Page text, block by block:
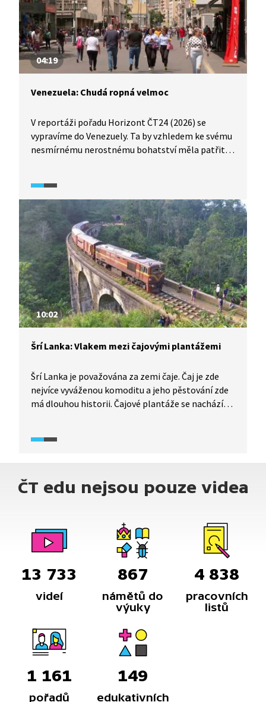
04:19
Venezuela: Chudá ropná velmoc
V reportáži pořadu Horizont ČT24 (2026) se
vypravíme do Venezuely. Ta by vzhledem ke svému
nesmírnému nerostnému bohatství měla patřit
na Latinskou Ameriku, se dozvíme, proč tomu tak
není a jaké faktory stojí za současnou
ekonomickou a společenskou krizí země.
10:02
Šrí Lanka: Vlakem mezi čajovými plantážemi
Šrí Lanka je považována za zemi čaje. Čaj je zde
nejvíce vyváženou komoditu a jeho pěstování zde
má dlouhou historii. Čajové plantáže se nachází
do města Kandy. Tato trať je považována za jednu
ČT edu nejsou pouze videa
13 733
videí
867
námětů do
výuky
4 838
pracovních
listů
1 161
pořadů
149
edukativních